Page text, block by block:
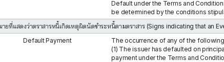
Default under the Terms and
be determined by the conditions
ายที่แสดงว่าตราสารหนี้เกิดเหตุผิดนัดชำระหนี้ตามตราสาร (Signs indicating that an
Default Payment
The occurrence of any of the
(1) The issuer has defaulted on
payment under the Terms and